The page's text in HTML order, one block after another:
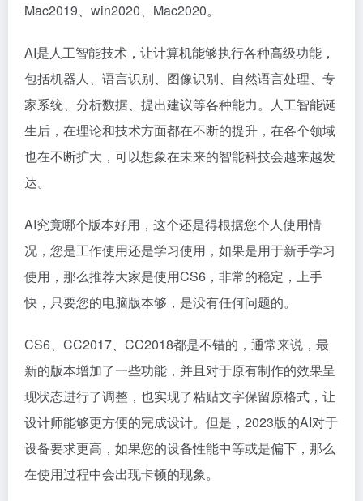
Mac2019、win2020、Mac2020。
AI是人工智能技术，让计算机能够执行各种高级功能，
包括机器人、语言识别、图像识别、自然语言处理、专
家系统、分析数据、提出建议等各种能力。人工智能诞
生后，在理论和技术方面都在不断的提升，在各个领域
也在不断扩大，可以想象在未来的智能科技会越来越发
达。
AI究竟哪个版本好用，这个还是得根据您个人使用情
况，您是工作使用还是学习使用，如果是用于新手学习
使用，那么推荐大家是使用CS6，非常的稳定，上手
快，只要您的电脑版本够，是没有任何问题的。
CS6、CC2017、CC2018都是不错的，通常来说，最
新的版本增加了一些功能，并且对于原有制作的效果呈
现状态进行了调整，也实现了粘贴文字保留原格式，让
设计师能够更方便的完成设计。但是，2023版的AI对于
设备要求更高，如果您的设备性能中等或是偏下，那么
在使用过程中会出现卡顿的现象。